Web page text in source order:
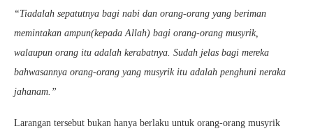
“Tiadalah sepatutnya bagi nabi dan orang-orang yang beriman
memintakan ampun(kepada Allah) bagi orang-orang musyrik,
walaupun orang itu adalah kerabatnya. Sudah jelas bagi mereka
bahwasannya orang-orang yang musyrik itu adalah penghuni neraka
jahanam.”
Larangan tersebut bukan hanya berlaku untuk orang-orang musyrik